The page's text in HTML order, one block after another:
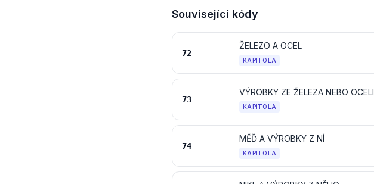
Související kódy
72
ŽELEZO A OCEL
KAPITOLA
73
VÝROBKY ZE ŽELEZA NEBO OCELI
KAPITOLA
74
MĚĎ A VÝROBKY Z NÍ
KAPITOLA